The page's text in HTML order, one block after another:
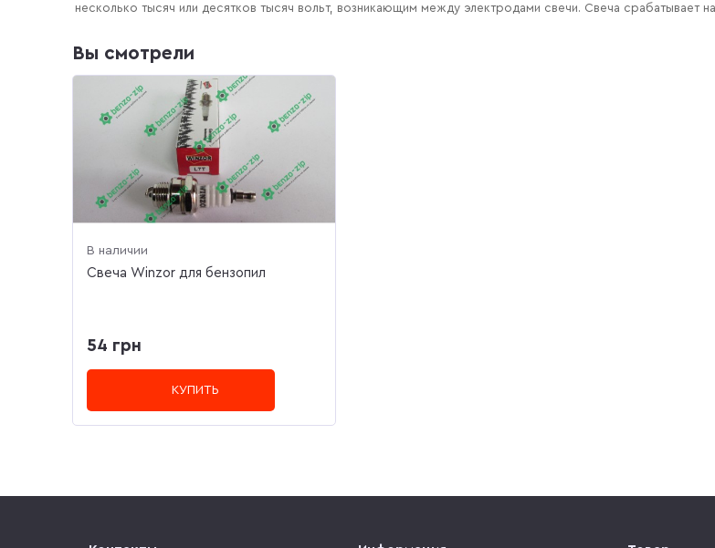
несколько тысяч или десятков тысяч вольт, возникающим между электродами свечи. Свеча срабатывает
Вы смотрели
В наличии
Свеча Winzor для бензопил
54 грн
КУПИТЬ